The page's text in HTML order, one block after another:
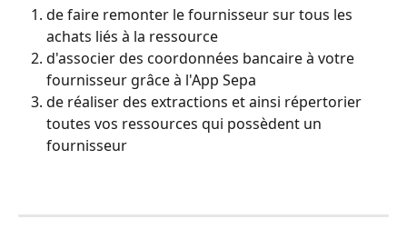
de faire remonter le fournisseur sur tous les
achats liés à la ressource
d'associer des coordonnées bancaire à votre
fournisseur grâce à l'App Sepa
de réaliser des extractions et ainsi répertorier
toutes vos ressources qui possèdent un
fournisseur